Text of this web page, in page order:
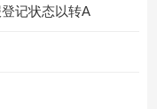
记状态以转A